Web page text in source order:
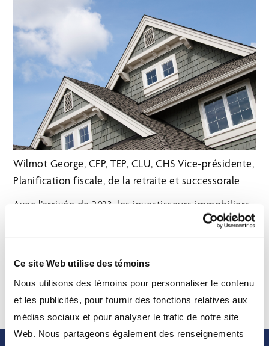
Ce site Web utilise des témoins
Nous utilisons des témoins pour personnaliser le contenu
et les publicités, pour fournir des fonctions relatives aux
médias sociaux et pour analyser le trafic de notre site
Web. Nous partageons également des renseignements
Wilmot George, CFP, TEP, CLU, CHS Vice-présidente,
Planification fiscale, de la retraite et successorale
Avec l’arrivée de 2023, les investisseurs immobiliers
devraient savoir que l’Agence du revenu du Canada
(ARC) continue de surveiller les transactions